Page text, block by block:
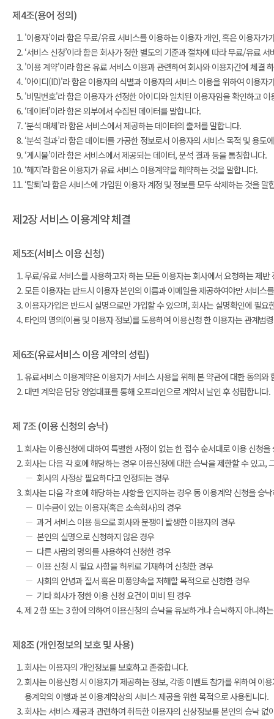
제4조(용어 정의)
'이용자'이라 함은 무료/유료 서비스를 이용하는 이용자 개인, 혹은 이용자가
‘서비스 신청’이라 함은 회사가 정한 별도의 기준과 절차에 따라 무료/유료
'이용 계약'이라 함은 유료 서비스 이용과 관련하여 회사와 이용자간에 체결
'아이디(ID)'라 함은 이용자의 식별과 이용자의 서비스 이용을 위하여 이용
'비밀번호'라 함은 이용자가 선정한 아이디와 일치된 이용자임을 확인하고
‘데이터’이라 함은 외부에서 수집된 데이터를 말합니다.
‘분석 매체’라 함은 서비스에서 제공하는 데이터의 출처를 말합니다.
‘분석 결과’라 함은 데이터를 가공한 정보로서 이용자의 서비스 목적 및 용
‘게시물’이라 함은 서비스에서 제공되는 데이터, 분석 결과 등을 통칭합니다.
‘해지’라 함은 이용자가 유료 서비스 이용계약을 해약하는 것을 말합니다.
‘탈퇴’라 함은 서비스에 가입된 이용자 계정 및 정보를 모두 삭제하는 것을 말
제2장 서비스 이용계약 체결
제5조(서비스 이용 신청)
무료/유료 서비스를 사용하고자 하는 모든 이용자는 회사에서 요청하는 제
모든 이용자는 반드시 이용자 본인의 이름과 이메일을 제공하여야만 서비
이용자가입은 반드시 실명으로만 가입할 수 있으며, 회사는 실명확인에 필요
타인의 명의(이름 및 이용자 정보)를 도용하여 이용신청 한 이용자는 관계법
제6조(유료서비스 이용 계약의 성립)
유료서비스 이용계약은 이용자가 서비스 사용을 위해 본 약관에 대한 동의
대면 계약은 담당 영업대표를 통해 오프라인으로 계약서 날인 후 성립합니다.
제 7조 (이용 신청의 승낙)
회사는 이용신청에 대하여 특별한 사정이 없는 한 접수 순서대로 이용 신청을
회사는 다음 각 호에 해당하는 경우 이용신청에 대한 승낙을 제한할 수 있고,
회사의 사정상 필요하다고 인정되는 경우
회사는 다음 각 호에 해당하는 사항을 인지하는 경우 동 이용계약 신청을 승
미수금이 있는 이용자(혹은 소속회사)의 경우
과거 서비스 이용 등으로 회사와 분쟁이 발생한 이용자의 경우
본인의 실명으로 신청하지 않은 경우
다른 사람의 명의를 사용하여 신청한 경우
이용 신청 시 필요 사항을 허위로 기재하여 신청한 경우
사회의 안녕과 질서 혹은 미풍양속을 저해할 목적으로 신청한 경우
기타 회사가 정한 이용 신청 요건이 미비 된 경우
제 2 항 또는 3 항에 의하여 이용신청의 승낙을 유보하거나 승낙하지 아니하
제8조 (개인정보의 보호 및 사용)
회사는 이용자의 개인정보를 보호하고 존중합니다.
회사는 이용신청 시 이용자가 제공하는 정보, 각종 이벤트 참가를 위하여 이
용계약의 이행과 본 이용계약상의 서비스 제공을 위한 목적으로 사용됩니다.
회사는 서비스 제공과 관련하여 취득한 이용자의 신상정보를 본인의 승낙